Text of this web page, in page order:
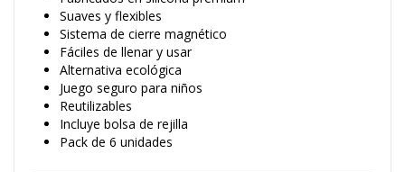
Suaves y flexibles
Sistema de cierre magnético
Fáciles de llenar y usar
Alternativa ecológica
Juego seguro para niños
Reutilizables
Incluye bolsa de rejilla
Pack de 6 unidades